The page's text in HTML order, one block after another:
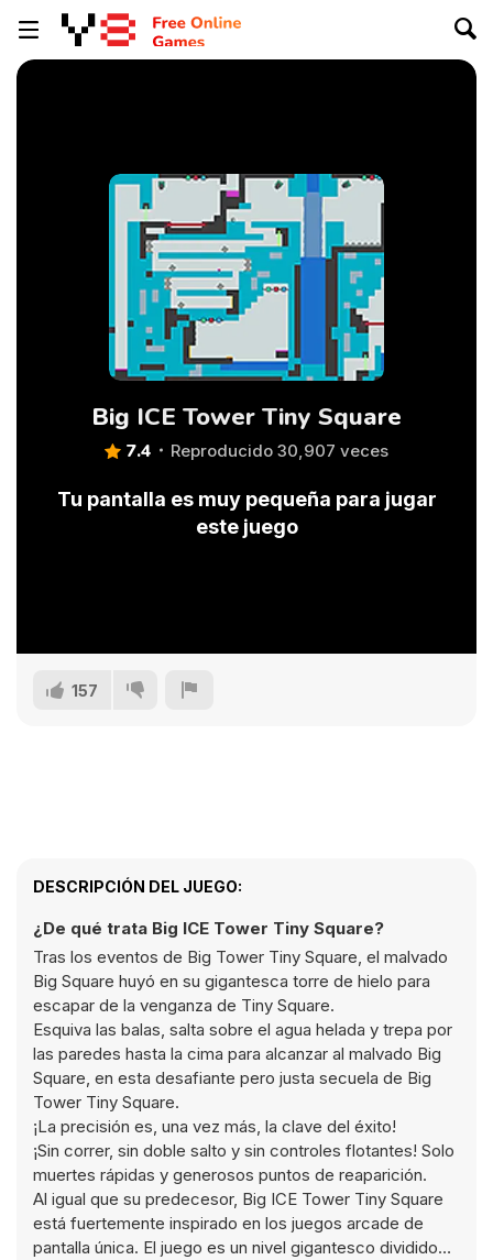
Big ICE Tower Tiny Square
7.4 Reproducido 30,907 veces
Tu pantalla es muy pequeña para jugar
este juego
157
DESCRIPCIÓN DEL JUEGO:
¿De qué trata Big ICE Tower Tiny Square?
Tras los eventos de Big Tower Tiny Square, el malvado
Big Square huyó en su gigantesca torre de hielo para
escapar de la venganza de Tiny Square.
Esquiva las balas, salta sobre el agua helada y trepa por
las paredes hasta la cima para alcanzar al malvado Big
Square, en esta desafiante pero justa secuela de Big
Tower Tiny Square.
¡La precisión es, una vez más, la clave del éxito!
¡Sin correr, sin doble salto y sin controles flotantes! Solo
muertes rápidas y generosos puntos de reaparición.
Al igual que su predecesor, Big ICE Tower Tiny Square
está fuertemente inspirado en los juegos arcade de
pantalla única. El juego es un nivel gigantesco dividido